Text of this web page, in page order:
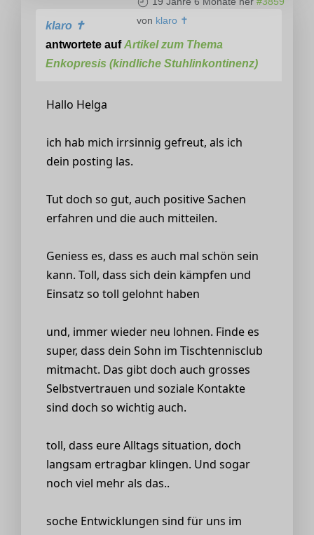
von klaro ✝
klaro ✝
antwortete aufArtikel zum Thema
Enkopresis (kindliche Stuhlinkontinenz)
Hallo Helga
ich hab mich irrsinnig gefreut, als ich
dein posting las.
Tut doch so gut, auch positive Sachen
erfahren und die auch mitteilen.
Geniess es, dass es auch mal schön sein
kann. Toll, dass sich dein kämpfen und
Einsatz so toll gelohnt haben
und, immer wieder neu lohnen. Finde es
super, dass dein Sohn im Tischtennisclub
mitmacht. Das gibt doch auch grosses
Selbstvertrauen und soziale Kontakte
sind doch so wichtig auch.
toll, dass eure Alltags situation, doch
langsam ertragbar klingen. Und sogar
noch viel mehr als das..
soche Entwicklungen sind für uns im